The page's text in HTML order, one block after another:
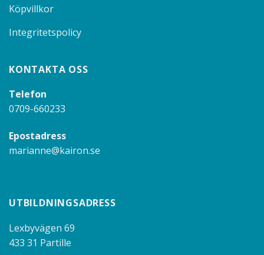
Köpvillkor
Integritetspolicy
KONTAKTA OSS
Telefon
0709-660233
Epostadress
marianne@kairon.se
UTBILDNINGSADRESS
Lexbyvägen 69
433 31 Partille